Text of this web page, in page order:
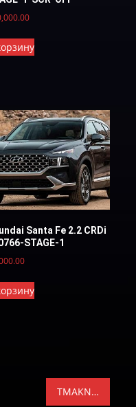
Santa Fe 2.2 CRDi
STAGE-1
TMAKNC48SG1C-Е-2